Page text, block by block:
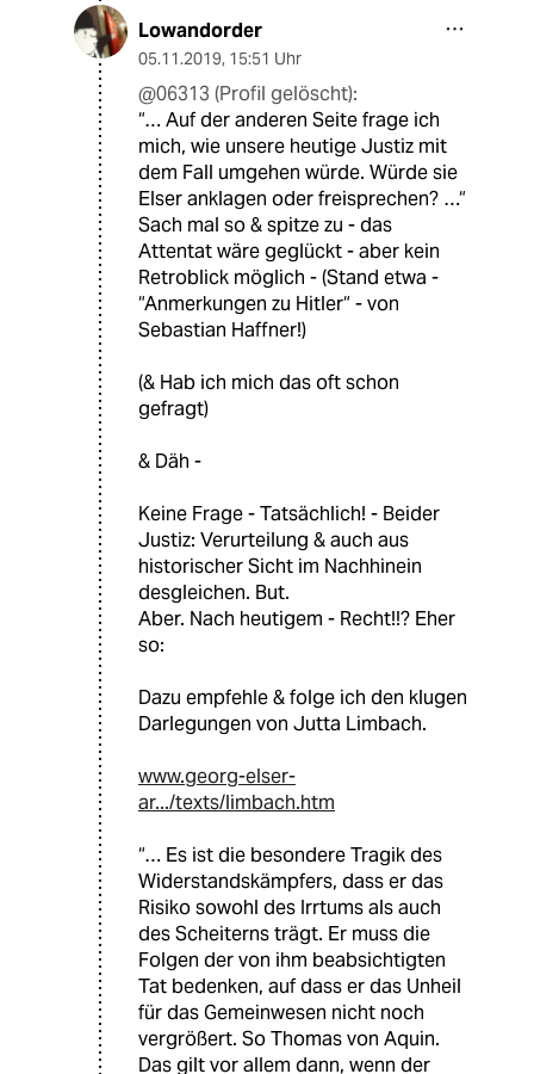
Lowandorder
05.11.2019, 15:51 Uhr
@06313 (Profil gelöscht):
“… Auf der anderen Seite frage ich
mich, wie unsere heutige Justiz mit
dem Fall umgehen würde. Würde sie
Elser anklagen oder freisprechen? …“
Sach mal so & spitze zu - das
Attentat wäre geglückt - aber kein
Retroblick möglich - (Stand etwa -
“Anmerkungen zu Hitler“ - von
Sebastian Haffner!)
(& Hab ich mich das oft schon
gefragt)
& Däh -
Keine Frage - Tatsächlich! - Beider
Justiz: Verurteilung & auch aus
historischer Sicht im Nachhinein
desgleichen. But.
Aber. Nach heutigem - Recht!!? Eher
so:
Dazu empfehle & folge ich den klugen
Darlegungen von Jutta Limbach.
www.georg-elser-
ar.../texts/limbach.htm
“… Es ist die besondere Tragik des
Widerstandskämpfers, dass er das
Risiko sowohl des Irrtums als auch
des Scheiterns trägt. Er muss die
Folgen der von ihm beabsichtigten
Tat bedenken, auf dass er das Unheil
für das Gemeinwesen nicht noch
vergrößert. So Thomas von Aquin.
Das gilt vor allem dann, wenn der